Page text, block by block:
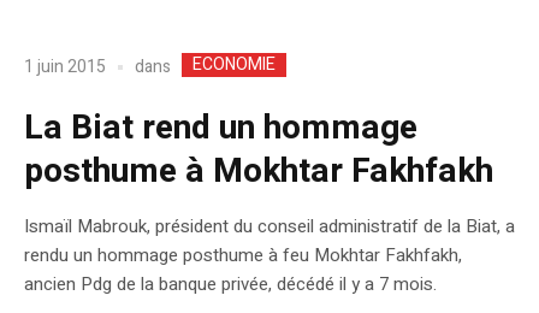
1 juin 2015 dans ECONOMIE
La Biat rend un hommage
posthume à Mokhtar Fakhfakh
Ismaïl Mabrouk, président du conseil administratif de la Biat, a
rendu un hommage posthume à feu Mokhtar Fakhfakh,
ancien Pdg de la banque privée, décédé il y a 7 mois.